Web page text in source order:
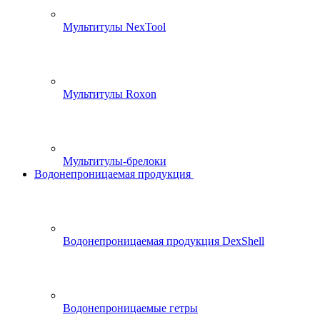
Мультитулы NexTool
Мультитулы Roxon
Мультитулы-брелоки
Водонепроницаемая продукция
Водонепроницаемая продукция DexShell
Водонепроницаемые гетры